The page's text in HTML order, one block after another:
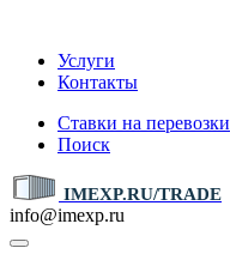
Услуги
Контакты
Ставки на перевозки
Поиск
IMEXP.RU/TRADE
info@imexp.ru